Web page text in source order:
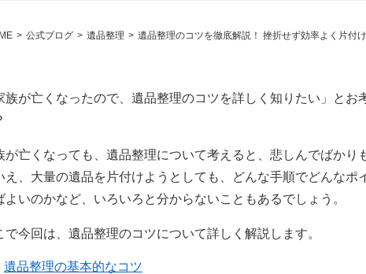
公式ブログ 遺品整理 遺品整理のコツを徹底解説！ 挫折せず効率よく片付
族が亡くなったので、遺品整理のコツを詳しく知りたい」とお
が亡くなっても、遺品整理について考えると、悲しんでばかり
え、大量の遺品を片付けようとしても、どんな手順でどんなポ
よいのかなど、いろいろと分からないこともあるでしょう。
で今回は、遺品整理のコツについて詳しく解説します。
遺品整理の基本的なコツ